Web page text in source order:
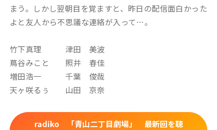
まう。しかし翌朝目を覚ますと、昨日の配信面白かった
よと友人から不思議な連絡が入って…。
竹下真理 津田 美波
蔦谷みこと 照井 春佳
増田浩一 千葉 俊哉
天ヶ咲るぅ 山田 京奈
radiko 「青山二丁目劇場」 最新回を聴